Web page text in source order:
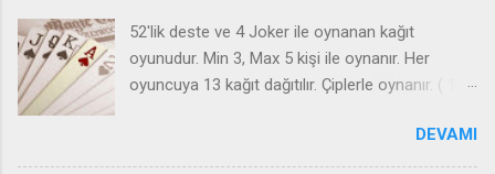
52'lik deste ve 4 Joker ile oynanan kağıt
oyunudur. Min 3, Max 5 kişi ile oynanır. Her
oyuncuya 13 kağıt dağıtılır. Çiplerle oynanır. ( 1 -5
üçlü seri Bir dörtlü küt + bir üçlü seri Bir dörtlü
seri + bir üçlü küt İki üçlü küt İki üçlü seri Bir
DEVAMI